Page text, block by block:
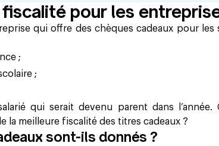
pour les
qui offre des chèques cadeaux pour les
;
;
qui serait devenu parent dans l’année.
la meilleure fiscalité des titres cadeaux ?
sont-ils donnés ?